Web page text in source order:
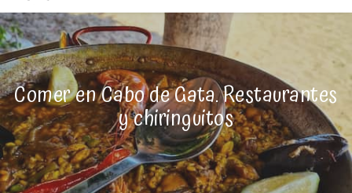
Comer en Cabo de Gata. Restaurantes
y chiringuitos